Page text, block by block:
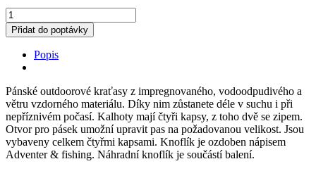
Adventer
&
Fishing
Outdoor
kraťasy
vel.XL
množství
Přidat do poptávky
Popis
Pánské outdoorové kraťasy z impregnovaného, vodoodpudivého a
větru vzdorného materiálu. Díky nim zůstanete déle v suchu i při
nepříznivém počasí. Kalhoty mají čtyři kapsy, z toho dvě se zipem.
Otvor pro pásek umožní upravit pas na požadovanou velikost. Jsou
vybaveny celkem čtyřmi kapsami. Knoflík je ozdoben nápisem
Adventer & fishing. Náhradní knoflík je součástí balení.